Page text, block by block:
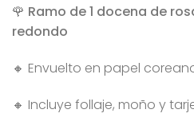
🌹 Ramo de 1 docena de
redondo
🔸 Envuelto en papel
🔸 Incluye follaje, moño y